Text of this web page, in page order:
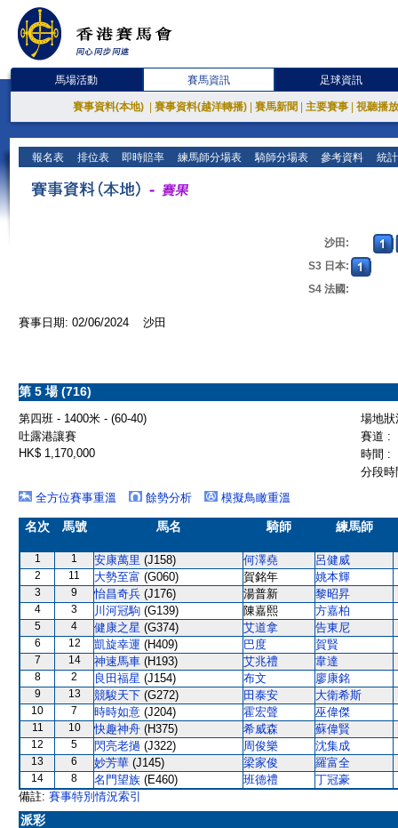
馬場活動 賽馬資訊 足球資訊
賽事資料(本地) 賽事資料(越洋轉播) 賽馬新聞 主要賽事 視聽播
報名表 排位表 即時賠率 練馬師分場表 騎師分場表 參考資料 統
沙田:
S3 日本:
S4 法國:
賽事日期: 02/06/2024 沙田
第 5 場 (716)
第四班 - 1400米 - (60-40)
場地
吐露港讓賽
賽道 :
HK$ 1,170,000
時間 :
分段
全方位賽事重溫
餘勢分析 模擬鳥瞰重溫
名次 馬號 馬名 騎師 練馬師
1 1 安康萬里 (J158) 何澤堯 呂健威
2 11 大勢至富 (G060) 賀銘年 姚本輝
3 9 怡昌奇兵 (J176) 湯普新 黎昭昇
4 3 川河冠駒 (G139) 陳嘉熙 方嘉柏
5 4 健康之星 (G374) 艾道拿 告東尼
6 12 凱旋幸運 (H409) 巴度 賀賢
7 14 神速馬車 (H193) 艾兆禮 韋達
8 2 良田福星 (J154) 布文 廖康銘
9 13 競駿天下 (G272) 田泰安 大衛希斯
10 7 時時如意 (J204) 霍宏聲 巫偉傑
11 10 快趣神舟 (H375) 希威森 蘇偉賢
12 5 閃亮老撾 (J322) 周俊樂 沈集成
13 6 妙芳華 (J145) 梁家俊 羅富全
14 8 名門望族 (E460) 班德禮
丁冠豪
備註: 賽事特別情況索引
派彩